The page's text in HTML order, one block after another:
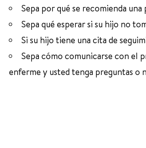
Sepa por qué se recomienda
Sepa qué esperar si su hijo no
Si su hijo tiene una cita de
Sepa cómo comunicarse con el
enferme y usted tenga preguntas o